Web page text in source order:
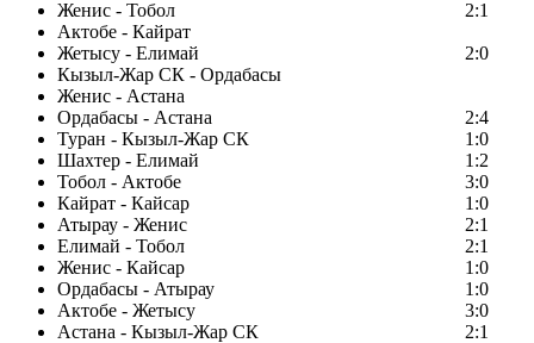
Женис - Тобол
2:1
Актобе - Кайрат
Жетысу - Елимай
2:0
Кызыл-Жар СК - Ордабасы
Женис - Астана
Ордабасы - Астана
2:4
Туран - Кызыл-Жар СК
1:0
Шахтер - Елимай
1:2
Тобол - Актобе
3:0
Кайрат - Кайсар
1:0
Атырау - Женис
2:1
Елимай - Тобол
2:1
Женис - Кайсар
1:0
Ордабасы - Атырау
1:0
Актобе - Жетысу
3:0
Астана - Кызыл-Жар СК
2:1